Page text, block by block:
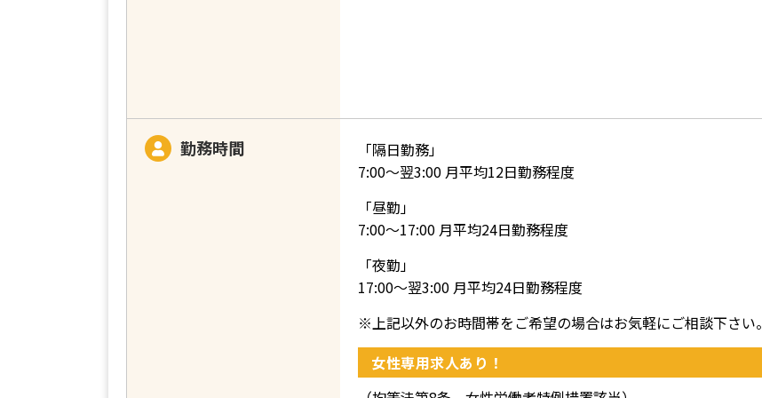
勤務時間
「隔日勤務」
7:00～翌3:00 月平均12日勤務程度
「昼勤」
7:00～17:00 月平均24日勤務程度
「夜勤」
17:00～翌3:00 月平均24日勤務程度
※上記以外のお時間帯をご希望の場合はお気軽にご相談下さい。
女性専用求人あり！